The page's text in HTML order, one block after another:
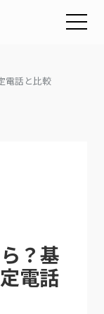
電話と比較
？基
電話